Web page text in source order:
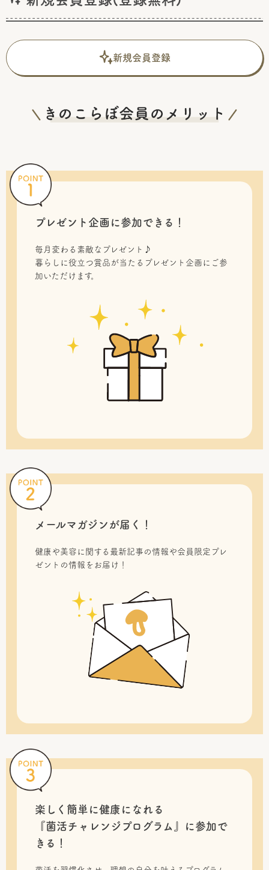
新規会員登録
プレゼント企画に参加できる！
毎月変わる素敵なプレゼント♪
暮らしに役立つ賞品が当たるプレゼント企画にご参
加いただけます。
メールマガジンが届く！
健康や美容に関する最新記事の情報や会員限定プレ
ゼントの情報をお届け！
楽しく簡単に健康になれる
『菌活チャレンジプログラム』に 参加で
きる！